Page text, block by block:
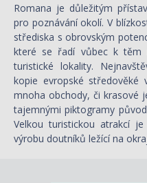
Romana je důležitým
pro poznávání okolí. V
střediska s obrovským
které se řadí vůbec k těm
turistické lokality.
kopie evropské středověké
mnoha obchody, či krasové
tajemnými piktogramy
Velkou turistickou atrakcí
výrobu doutníků ležící na